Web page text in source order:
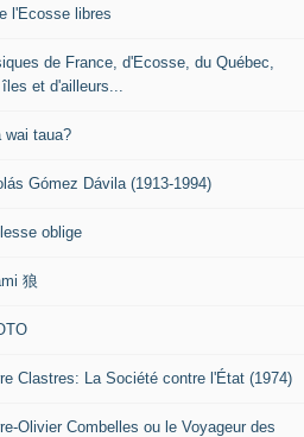
l'Ecosse libres
de France, d'Ecosse, du Québec,
et d'ailleurs...
wai taua?
Gómez Dávila (1913-1994)
oblige
狼
Clastres: La Société contre l'État (1974)
Olivier Combelles ou le Voyageur des